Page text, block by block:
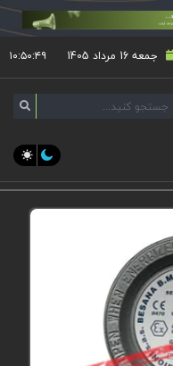
جمعه 16 مرداد 1405 ۱۰:۵۰:۴۹